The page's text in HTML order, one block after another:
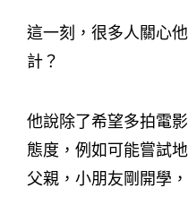
這一刻，很多人關心
計？
他說除了希望多拍電
態度，例如可能嘗試
父親，小朋友剛開學